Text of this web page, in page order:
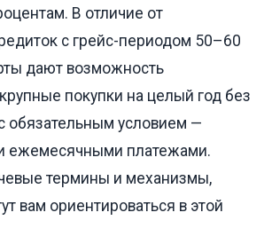
В отличие от
с грейс-периодом 50–60
дают возможность
покупки на целый год без
обязательным условием —
ежемесячными платежами.
термины и механизмы,
вам ориентироваться в этой